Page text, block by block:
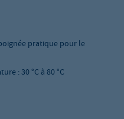
pratique pour le
: 30 °C à 80 °C